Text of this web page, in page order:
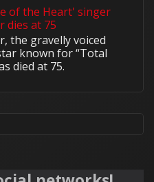
of the Heart' singer
dies at 75
the gravelly voiced
known for “Total
died at 75.